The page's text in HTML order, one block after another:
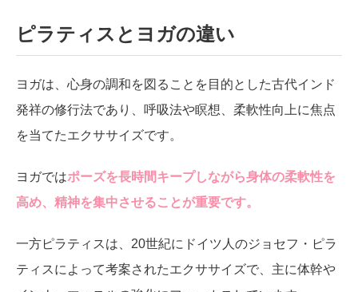
ピラティスとヨガの違い
ヨガは、心身の調和を図ることを目的とした古代インド
発祥の修行法であり、呼吸法や瞑想、柔軟性向上に焦点
を当てたエクササイズです。
ヨガではポーズを長時間キープしながら身体の柔軟性を
高め、精神を集中させることが重要です。
一方ピラティスは、20世紀にドイツ人のジョセフ・ピラ
ティスによって考案されたエクササイズで、主に体幹や